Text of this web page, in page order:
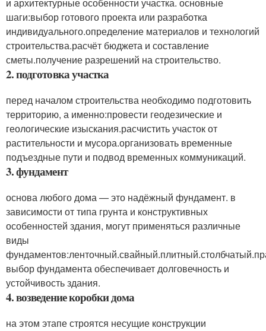
шаги:выбор готового проекта или разработка
индивидуального.определение материалов и технологий
строительства.расчёт бюджета и составление
сметы.получение разрешений на строительство.
2. подготовка участка
перед началом строительства необходимо подготовить
территорию, а именно:провести геодезические и
геологические изыскания.расчистить участок от
растительности и мусора.организовать временные
подъездные пути и подвод временных коммуникаций.
3. фундамент
основа любого дома — это надёжный фундамент. в
зависимости от типа грунта и конструктивных
особенностей здания, могут применяться различные
виды
выбор фундамента обеспечивает долговечность и
устойчивость здания.
4. возведение коробки дома
на этом этапе строятся несущие конструкции